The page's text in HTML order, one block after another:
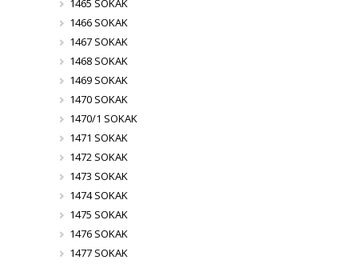
1465 SOKAK
1466 SOKAK
1467 SOKAK
1468 SOKAK
1469 SOKAK
1470 SOKAK
1470/1 SOKAK
1471 SOKAK
1472 SOKAK
1473 SOKAK
1474 SOKAK
1475 SOKAK
1476 SOKAK
1477 SOKAK